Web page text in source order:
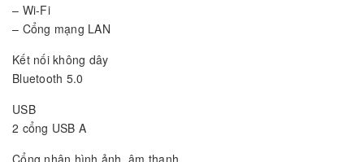
– Wi-Fi
– Cổng mạng LAN
Kết nối không dây
Bluetooth 5.0
USB
2 cổng USB A
Cổng nhận hình ảnh, âm thanh